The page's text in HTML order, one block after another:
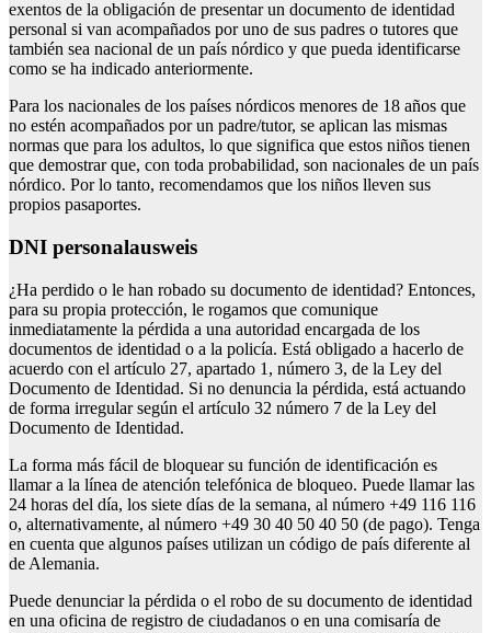
exentos de la obligación de presentar un documento de identidad
personal si van acompañados por uno de sus padres o tutores que
también sea nacional de un país nórdico y que pueda identificarse
como se ha indicado anteriormente.
Para los nacionales de los países nórdicos menores de 18 años que
no estén acompañados por un padre/tutor, se aplican las mismas
normas que para los adultos, lo que significa que estos niños tienen
que demostrar que, con toda probabilidad, son nacionales de un país
nórdico. Por lo tanto, recomendamos que los niños lleven sus
propios pasaportes.
DNI personalausweis
¿Ha perdido o le han robado su documento de identidad? Entonces,
para su propia protección, le rogamos que comunique
inmediatamente la pérdida a una autoridad encargada de los
documentos de identidad o a la policía. Está obligado a hacerlo de
acuerdo con el artículo 27, apartado 1, número 3, de la Ley del
Documento de Identidad. Si no denuncia la pérdida, está actuando
de forma irregular según el artículo 32 número 7 de la Ley del
Documento de Identidad.
La forma más fácil de bloquear su función de identificación es
llamar a la línea de atención telefónica de bloqueo. Puede llamar las
24 horas del día, los siete días de la semana, al número +49 116 116
o, alternativamente, al número +49 30 40 50 40 50 (de pago). Tenga
en cuenta que algunos países utilizan un código de país diferente al
de Alemania.
Puede denunciar la pérdida o el robo de su documento de identidad
en una oficina de registro de ciudadanos o en una comisaría de